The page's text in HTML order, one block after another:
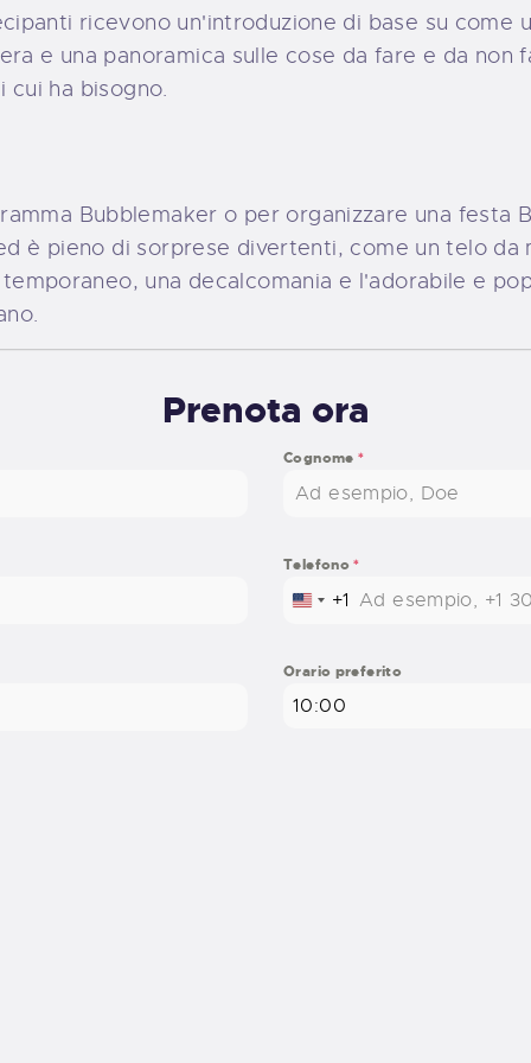
ricevono un'introduzione di base su come
e una panoramica sulle cose da fare e da non
ha bisogno.
Bubblemaker o per organizzare una festa
è pieno di sorprese divertenti, come un telo da
una decalcomania e l'adorabile e
Prenota ora
Cognome*
Telefono*
UNITED STATES +1
+1
Orario preferito
10:00